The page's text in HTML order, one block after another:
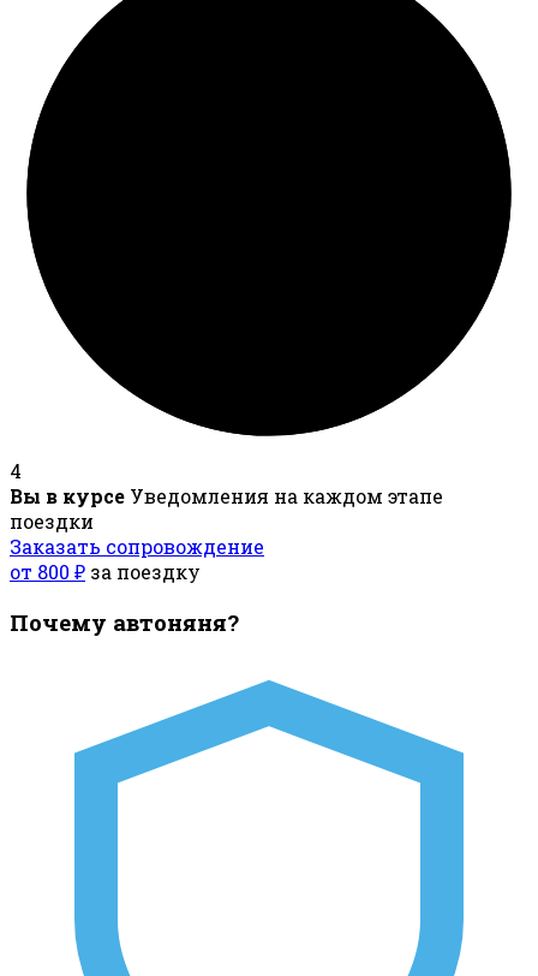
4
Вы в курсе Уведомления на каждом этапе
поездки
Заказать сопровождение
от 800 ₽ за поездку
Почему автоняня?